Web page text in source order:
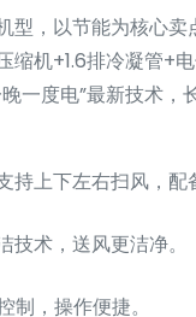
型，以节能为核心卖
缩机+1.6排冷凝管+
一度电”最新技术，
持上下左右扫风，配
术，送风更洁净。
制，操作便捷。